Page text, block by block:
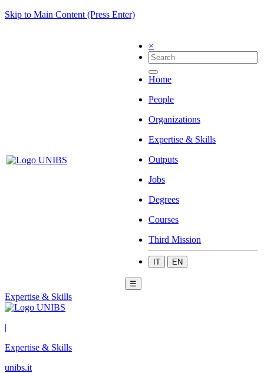
Skip to Main Content (Press Enter)
×
Home
People
Organizations
Expertise & Skills
Outputs
Jobs
Degrees
Courses
Third Mission
IT EN
☰
Expertise & Skills
|
Expertise & Skills
unibs.it